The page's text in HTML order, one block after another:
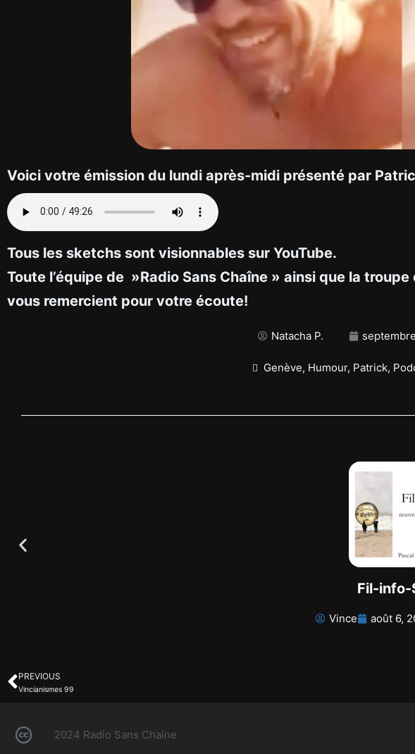
Voici votre émission du lundi après-midi présenté par
Tous les sketchs sont visionnables sur YouTube.
Toute l’équipe de »Radio Sans Chaîne » ainsi que la
vous remercient pour votre écoute!
Natacha P.
Genève, Humour, Patrick,
Fil-info-
Vince août 6,
PREVIOUS
Vincianismes 99
2024 Radio Sans Chaîne